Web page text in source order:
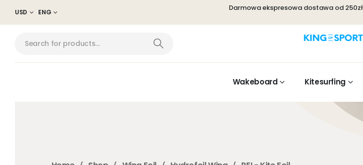
USD ENG Darmowa ekspresowa dostawa od 250zł
Wakeboard Kitesurfing